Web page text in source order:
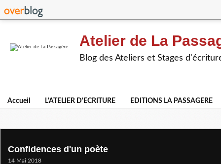
Atelier de La
Blog des Ateliers et Stages
Accueil L'ATELIER D'ECRITURE EDITIONS LA PASSAGERE
Confidences d'un poète
14 Mai 2018